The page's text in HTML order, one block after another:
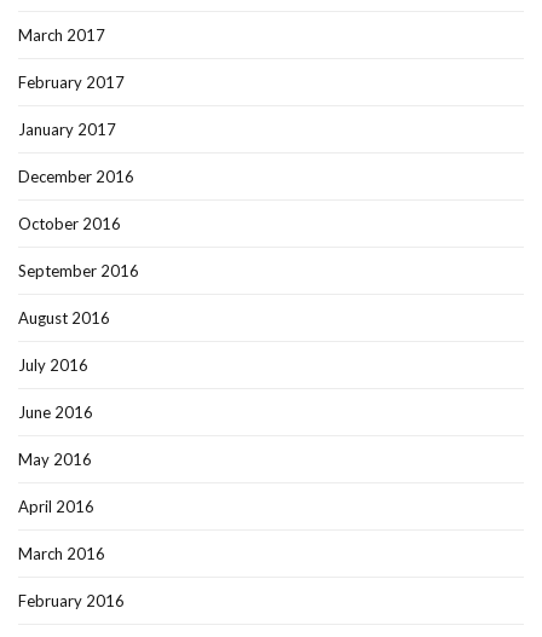
March 2017
February 2017
January 2017
December 2016
October 2016
September 2016
August 2016
July 2016
June 2016
May 2016
April 2016
March 2016
February 2016